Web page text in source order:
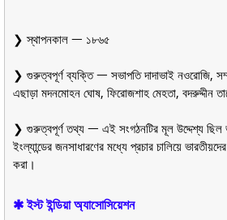
❯ স্থাপনকাল ᅳ ১৮৬৫
❯ গুরুত্বপূর্ণ ব্যক্তি ᅳ সভাপতি দাদাভাই নওরোজি,
এছাড়া মদনমোহন ঘোষ, ফিরোজশাহ মেহতা, বদরুদ্দীন
❯ গুরুত্বপূর্ণ তথ্য ᅳ এই সংগঠনটির মূল উদ্দেশ্য ছিল
ইংল্যান্ডের জনসাধারণের মধ্যে প্রচার চালিয়ে
করা।
✱ ইস্ট ইন্ডিয়া অ্যাসোসিয়েশন